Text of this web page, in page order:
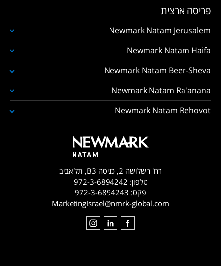
פריסה ארצית
Newmark Natam Jerusalem
Newmark Natam Haifa
Newmark Natam Beer-Sheva
Newmark Natam Ra'anana
Newmark Natam Rehovot
רח' השלושה 2, כניסה B3, תל אביב
טלפון: 972-3-6894242
פקס: 972-3-6894243
MarketingIsrael@nmrk-global.com